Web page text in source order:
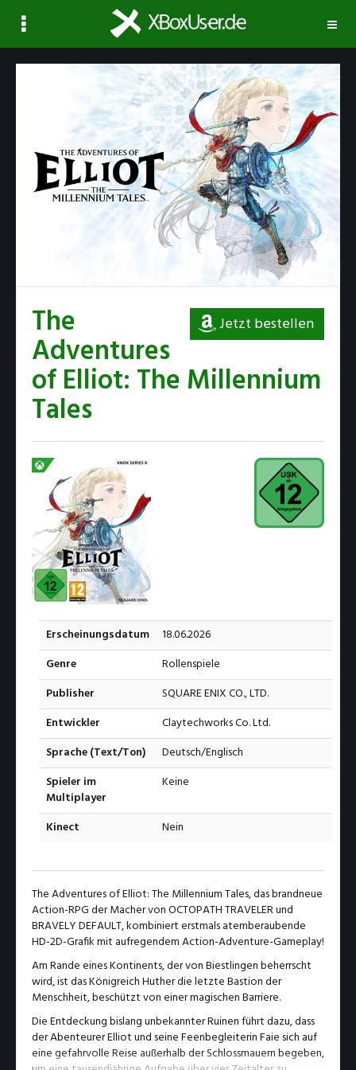
Jetzt bestellen
The
Adventures
of Elliot: The Millennium
Tales
Erscheinungsdatum
18.06.2026
Genre
Rollenspiele
Publisher
SQUARE ENIX CO., LTD.
Entwickler
Claytechworks Co. Ltd.
Sprache (Text/Ton)
Deutsch/Englisch
Spieler im
Multiplayer
Keine
Kinect Nein
The Adventures of Elliot: The Millennium Tales, das brandneue
Action-RPG der Macher von OCTOPATH TRAVELER und
BRAVELY DEFAULT, kombiniert erstmals atemberaubende
HD-2D-Grafik mit aufregendem Action-Adventure-Gameplay!
Am Rande eines Kontinents, der von Biestlingen beherrscht
wird, ist das Königreich Huther die letzte Bastion der
Menschheit, beschützt von einer magischen Barriere.
Die Entdeckung bislang unbekannter Ruinen führt dazu, dass
der Abenteurer Elliot und seine Feenbegleiterin Faie sich auf
eine gefahrvolle Reise außerhalb der Schlossmauern begeben,